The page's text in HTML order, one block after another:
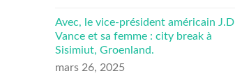
Avec, le vice-président américain J.D
Vance et sa femme : city break à
Sisimiut, Groenland.
mars 26, 2025